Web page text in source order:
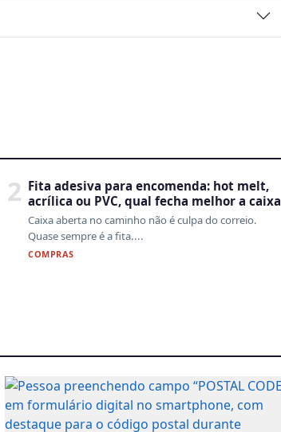
2 Fita adesiva para encomenda: hot melt,
acrílica ou PVC, qual fecha melhor a caixa
Caixa aberta no caminho não é culpa do correio.
Quase sempre é a fita....
COMPRAS